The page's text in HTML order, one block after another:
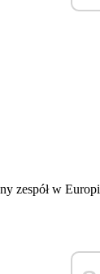
zespół w